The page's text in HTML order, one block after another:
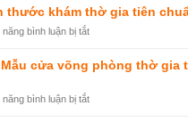
bày
trí
và
trí
phong
gian
thờ
hút
tài
tủ
mini
gọn
ưu
thước khám thờ gia tiên
bình luận bị tắtở
thước
khám
gia
Mẫu cửa võng phòng thờ gia
bình luận bị tắtở